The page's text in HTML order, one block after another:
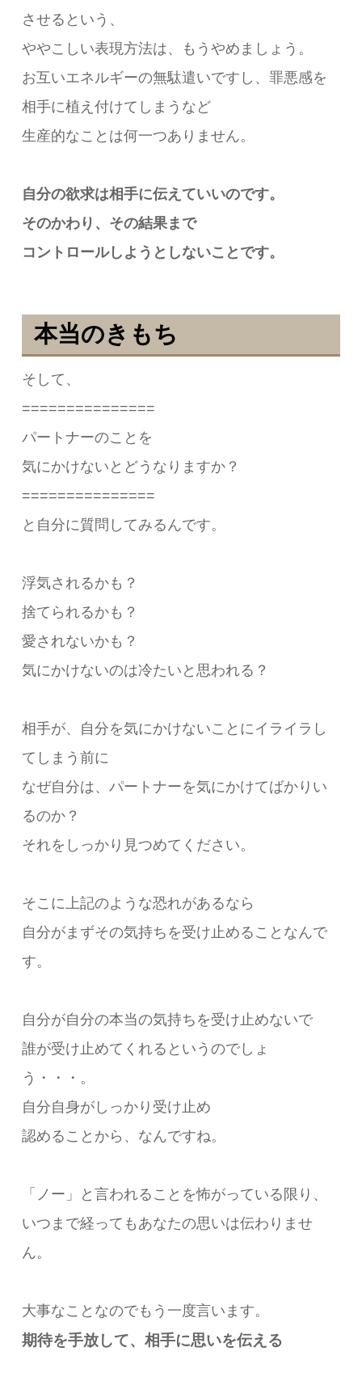
させるという、
ややこしい表現方法は、もうやめましょう。
お互いエネルギーの無駄遣いですし、罪悪感を
相手に植え付けてしまうなど
生産的なことは何一つありません。
自分の欲求は相手に伝えていいのです。
そのかわり、その結果まで
コントロールしようとしないことです。
本当のきもち
そして、
===============
パートナーのことを
気にかけないとどうなりますか？
===============
と自分に質問してみるんです。
浮気されるかも？
捨てられるかも？
愛されないかも？
気にかけないのは冷たいと思われる？
相手が、自分を気にかけないことにイライラし
てしまう前に
なぜ自分は、パートナーを気にかけてばかりい
るのか？
それをしっかり見つめてください。
そこに上記のような恐れがあるなら
自分がまずその気持ちを受け止めることなんで
す。
自分が自分の本当の気持ちを受け止めないで
誰が受け止めてくれるというのでしょ
う・・・。
自分自身がしっかり受け止め
認めることから、なんですね。
「ノー」と言われることを怖がっている限り、
いつまで経ってもあなたの思いは伝わりませ
ん。
大事なことなのでもう一度言います。
期待を手放して、相手に思いを伝える